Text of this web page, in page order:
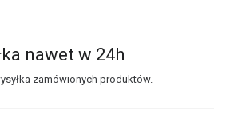
nawet w 24h
zamówionych produktów.